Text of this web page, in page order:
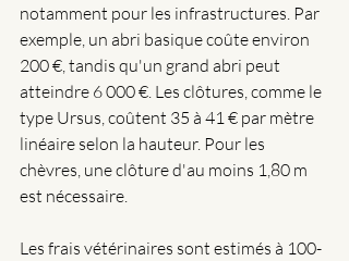
notamment pour les infrastructures. Par
exemple, un abri basique coûte environ
200 €, tandis qu'un grand abri peut
atteindre 6 000 €. Les clôtures, comme le
type Ursus, coûtent 35 à 41 € par mètre
linéaire selon la hauteur. Pour les
chèvres, une clôture d'au moins 1,80 m
est nécessaire.
Les frais vétérinaires sont estimés à 100-